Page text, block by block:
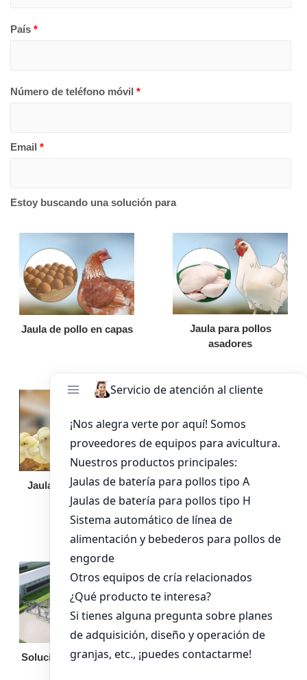
País *
Número de teléfono móvil *
Email *
Estoy buscando una solución para
Jaula de pollo en capas
Jaula para pollos
asadores
Jaula de pollo pollita
Bandeja de
alimentación para
pollos de engorde
Solución llave en mano Otro equipo